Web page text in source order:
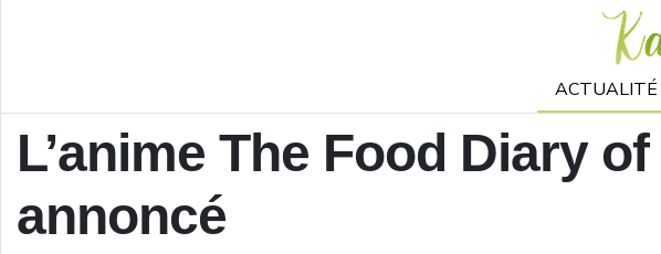
ACTUALITÉ
L’anime The Food Diary
annoncé